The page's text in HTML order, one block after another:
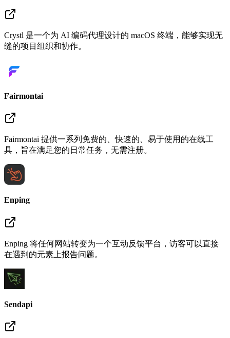
Crystl 是一个为 AI 编码代理设计的 macOS 终端，能够实现无
缝的项目组织和协作。
Fairmontai
Fairmontai 提供一系列免费的、快速的、易于使用的在线工
具，旨在满足您的日常任务，无需注册。
Enping
Enping 将任何网站转变为一个互动反馈平台，访客可以直接
在遇到的元素上报告问题。
Sendapi